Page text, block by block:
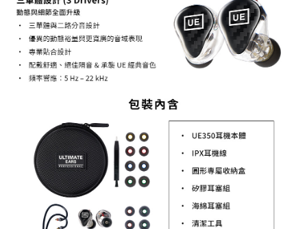
４．使用「AFTEE先享後付」時，將依據個別帳號之用戶狀況，依本公司即
時審查核予不同之上限額度；若仍有額度不足之情形，本公司將視審查結果
請求用戶進行身份認證。
５．嚴禁一人註冊多個帳號或使用他人資訊註冊。若發現惡意使用之情形，
恩沛科技股份有限公司將有權停止該用戶之使用額度並採取法律行動。